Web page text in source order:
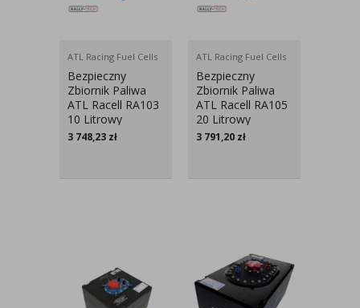
ATL Racing Fuel Cells
Bezpieczny
Zbiornik Paliwa
ATL Racell RA103
10 Litrowy
3 748,23 zł
ATL Racing Fuel Cells
Bezpieczny
Zbiornik Paliwa
ATL Racell RA105
20 Litrowy
3 791,20 zł